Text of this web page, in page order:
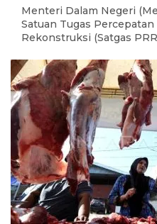
Menteri Dalam Negeri
Satuan Tugas
Rekonstruksi (Satgas